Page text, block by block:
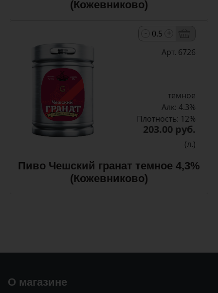
(Кожевниково)
Арт. 6726
темное
Алк: 4.3%
Плотность: 12%
203.00 руб.
(л.)
Пиво Чешский гранат темное 4,3%
(Кожевниково)
О магазине